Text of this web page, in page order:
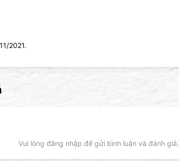
2021.
Vui lòng đăng nhập để gửi bình luận và đánh giá.